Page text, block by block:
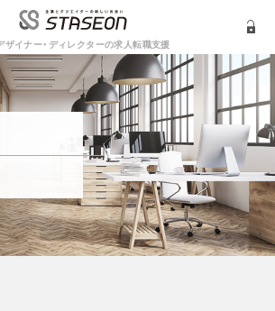
ザイナー・ディレクターの求人転職支援